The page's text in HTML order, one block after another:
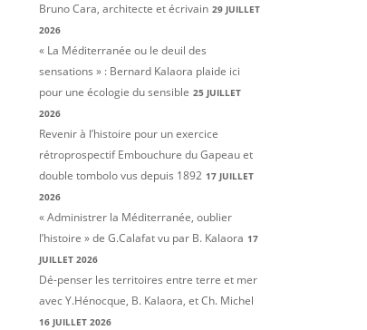
Bruno Cara, architecte et écrivain 29 JUILLET
2026
« La Méditerranée ou le deuil des
sensations » : Bernard Kalaora plaide ici
pour une écologie du sensible 25 JUILLET
2026
Revenir à l’histoire pour un exercice
rétroprospectif Embouchure du Gapeau et
double tombolo vus depuis 1892 17 JUILLET
2026
« Administrer la Méditerranée, oublier
l’histoire » de G.Calafat vu par B. Kalaora 17
JUILLET 2026
Dé-penser les territoires entre terre et mer
avec Y.Hénocque, B. Kalaora, et Ch. Michel
16 JUILLET 2026